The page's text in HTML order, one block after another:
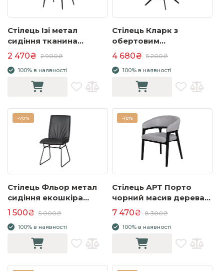
Стілець Ізі метал
сидіння тканина
540x610x830 сірий
2 470₴ 2 900₴
100% в наявності
Стілець Кларк з
обертовим
механізмом, метал
сидіння тканина
600x610x880 бежевий
4 680₴ 5 200₴
100% в наявності
-70%
Стілець Фльор метал
сидіння екошкіра
460x640x905 чорний
1 500₴ 5 000₴
100% в наявності
-10%
Стілець АРТ Порто
чорний масив дерева
575x580x780 тканина
7 470₴ 8 300₴
100% в наявності